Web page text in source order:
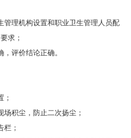
管理机构设置和职业卫生管理人员配
求；
评价结论正确。
；
积尘，防止二次扬尘；
栏；